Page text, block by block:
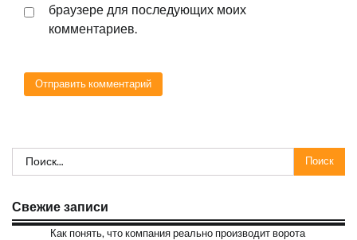
браузере для последующих моих
комментариев.
Найти:
Свежие записи
Как понять, что компания реально производит ворота